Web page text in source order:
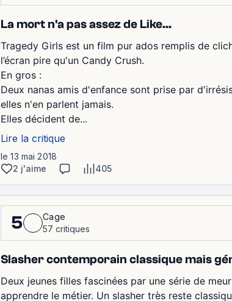
La mort n'a pas assez de Like...
Tragedy Girls est un film pur ados remplis de
l’écran pire qu'un Candy Crush.
En gros :
Deux nanas amis d'enfance sont prise par
elles n'en parlent jamais.
Elles décident de...
Lire la critique
le 13 mai 2018
2 j'aime
405
5
Cage
57 critiques
Slasher contemporain classique mais
Deux jeunes filles fascinées par une série de
apprendre le métier. Un slasher très reste